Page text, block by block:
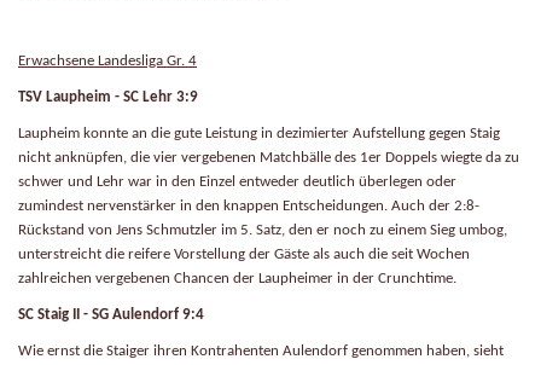
Erwachsene Landesliga Gr. 4
TSV Laupheim - SC Lehr 3:9
Laupheim konnte an die gute Leistung in dezimierter Aufstellung gegen Staig
nicht anknüpfen, die vier vergebenen Matchbälle des 1er Doppels wiegte da zu
schwer und Lehr war in den Einzel entweder deutlich überlegen oder
zumindest nervenstärker in den knappen Entscheidungen. Auch der 2:8-
Rückstand von Jens Schmutzler im 5. Satz, den er noch zu einem Sieg umbog,
unterstreicht die reifere Vorstellung der Gäste als auch die seit Wochen
zahlreichen vergebenen Chancen der Laupheimer in der Crunchtime.
SC Staig II - SG Aulendorf 9:4
Wie ernst die Staiger ihren Kontrahenten Aulendorf genommen haben, sieht